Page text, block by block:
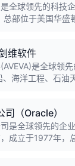
95%。
全球领先的科技
总部位于美国华盛
务覆盖操作系统、
智能、硬件设备
亿用户及90%的
维软件
是全球领
、海洋工程、石油
购,成为价值超
司（Oracle）
是全球领先的企
成立于1977年，